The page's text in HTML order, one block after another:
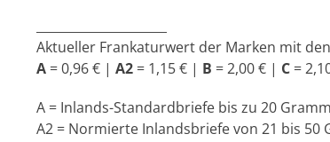
Aktueller Frankaturwert der Marken mit
A = 0,96 € | A2 = 1,15 € | B = 2,00 € | C =
A = Inlands-Standardbriefe bis zu 20 Gramm
A2 = Normierte Inlandsbriefe von 21 bis 50